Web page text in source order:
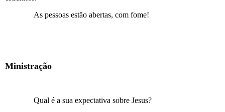
As pessoas estão abertas, com fome!
Ministração
Qual é a sua expectativa sobre Jesus?